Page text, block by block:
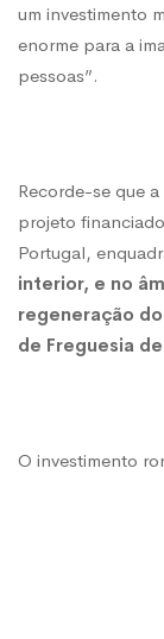
um investimento
enorme para a
pessoas”.
Recorde-se que
projeto
Portugal,
interior, e no
regeneração
de Freguesia
O investimento